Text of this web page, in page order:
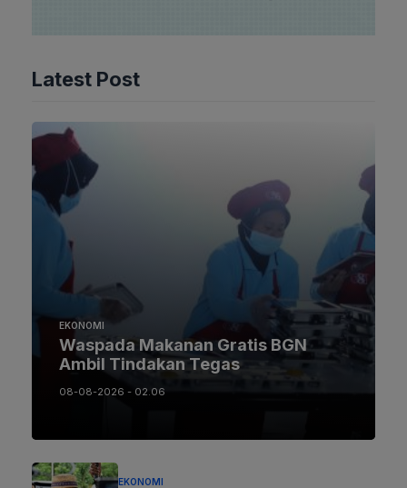
Latest Post
EKONOMI
Waspada Makanan Gratis BGN
Ambil Tindakan Tegas
08-08-2026 - 02.06
EKONOMI